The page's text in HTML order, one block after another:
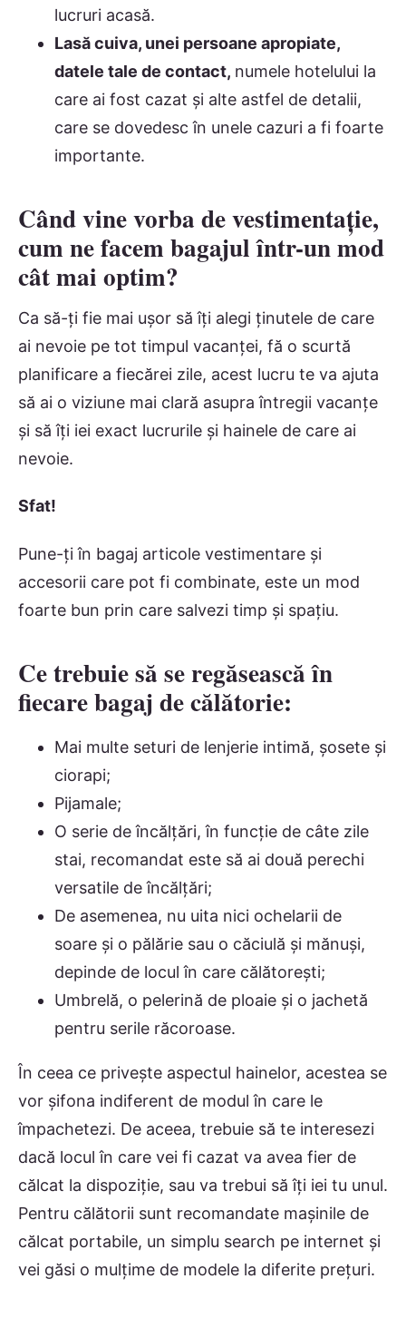
lucruri acasă.
Lasă cuiva, unei persoane apropiate,
datele tale de contact, numele hotelului la
care ai fost cazat și alte astfel de detalii,
care se dovedesc în unele cazuri a fi foarte
importante.
Când vine vorba de vestimentație,
cum ne facem bagajul într-un mod
cât mai optim?
Ca să-ți fie mai ușor să îți alegi ținutele de care
ai nevoie pe tot timpul vacanței, fă o scurtă
planificare a fiecărei zile, acest lucru te va ajuta
să ai o viziune mai clară asupra întregii vacanțe
și să îți iei exact lucrurile și hainele de care ai
nevoie.
Sfat!
Pune-ți în bagaj articole vestimentare și
accesorii care pot fi combinate, este un mod
foarte bun prin care salvezi timp și spațiu.
Ce trebuie să se regăsească în
fiecare bagaj de călătorie:
Mai multe seturi de lenjerie intimă, șosete și
ciorapi;
Pijamale;
O serie de încălțări, în funcție de câte zile
stai, recomandat este să ai două perechi
versatile de încălțări;
De asemenea, nu uita nici ochelarii de
soare și o pălărie sau o căciulă și mănuși,
depinde de locul în care călătorești;
Umbrelă, o pelerină de ploaie și o jachetă
pentru serile răcoroase.
În ceea ce privește aspectul hainelor, acestea se
vor șifona indiferent de modul în care le
împachetezi. De aceea, trebuie să te interesezi
dacă locul în care vei fi cazat va avea fier de
călcat la dispoziție, sau va trebui să îți iei tu unul.
Pentru călătorii sunt recomandate mașinile de
călcat portabile, un simplu search pe internet și
vei găsi o mulțime de modele la diferite prețuri.